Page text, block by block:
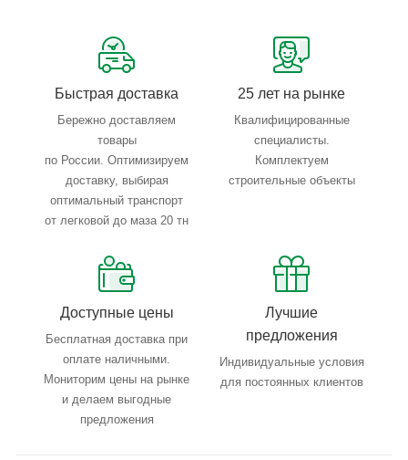
Тройной весовой контроль: въезд, погрузка, выезд
Быстрая доставка
Бережно доставляем
товары
по России. Оптимизируем
доставку, выбирая
оптимальный транспорт
от легковой до маза 20 тн
25 лет на рынке
Квалифицированные
специалисты.
Комплектуем
строительные объекты
Доступные цены
Бесплатная доставка при
оплате наличными.
Мониторим цены на рынке
и делаем выгодные
предложения
Лучшие
предложения
Индивидуальные условия
для постоянных клиентов